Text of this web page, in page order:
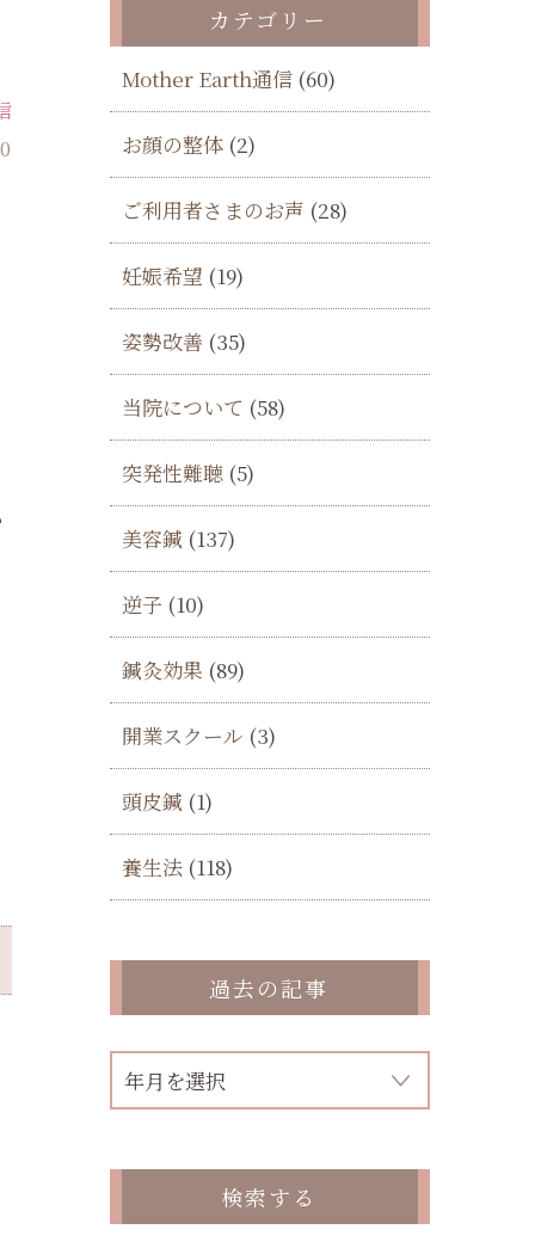
カテゴリー
Mother Earth通信 (60)
お顔の整体 (2)
ご利用者さまのお声 (28)
妊娠希望 (19)
姿勢改善 (35)
当院について (58)
突発性難聴 (5)
美容鍼 (137)
逆子 (10)
鍼灸効果 (89)
開業スクール (3)
頭皮鍼 (1)
養生法 (118)
過去の記事
検索する